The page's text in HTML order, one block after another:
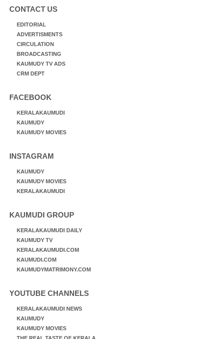
CONTACT US
EDITORIAL
ADVERTISMENTS
CIRCULATION
BROADCASTING
KAUMUDY TV ADS
CRM DEPT
FACEBOOK
KERALAKAUMUDI
KAUMUDY
KAUMUDY MOVIES
INSTAGRAM
KAUMUDY
KAUMUDY MOVIES
KERALAKAUMUDI
KAUMUDI GROUP
KERALAKAUMUDI DAILY
KAUMUDY TV
KERALAKAUMUDI.COM
KAUMUDI.COM
KAUMUDYMATRIMONY.COM
YOUTUBE CHANNELS
KERALAKAUMUDI NEWS
KAUMUDY
KAUMUDY MOVIES